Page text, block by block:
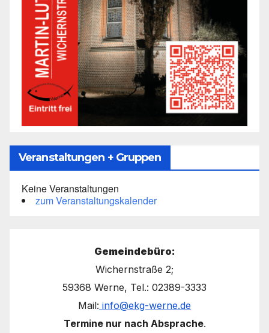
Veranstaltungen + Gruppen
Keine Veranstaltungen
zum Veranstaltungskalender
Gemeindebüro:
Wichernstraße 2;
59368 Werne, Tel.: 02389-3333
Mail: info@ekg-werne.de
Termine nur nach Absprache.